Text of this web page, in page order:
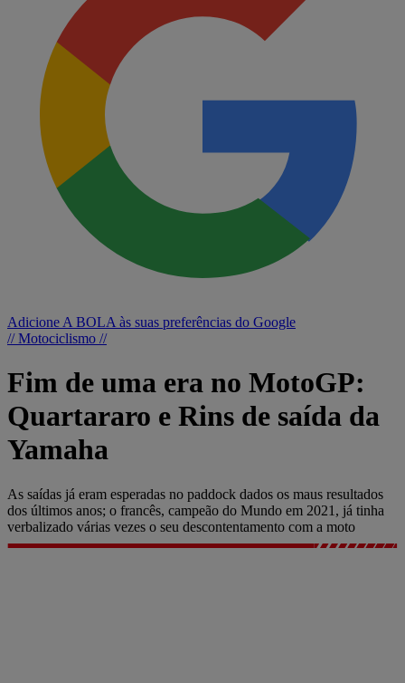
Adicione A BOLA às suas preferências do Google
// Motociclismo //
Fim de uma era no MotoGP:
Quartararo e Rins de saída da
Yamaha
As saídas já eram esperadas no paddock dados os maus resultados
dos últimos anos; o francês, campeão do Mundo em 2021, já tinha
verbalizado várias vezes o seu descontentamento com a moto